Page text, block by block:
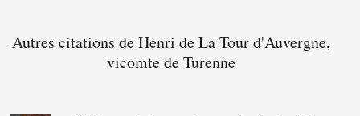
Autres citations de Henri de La Tour d'Auvergne,
vicomte de Turenne